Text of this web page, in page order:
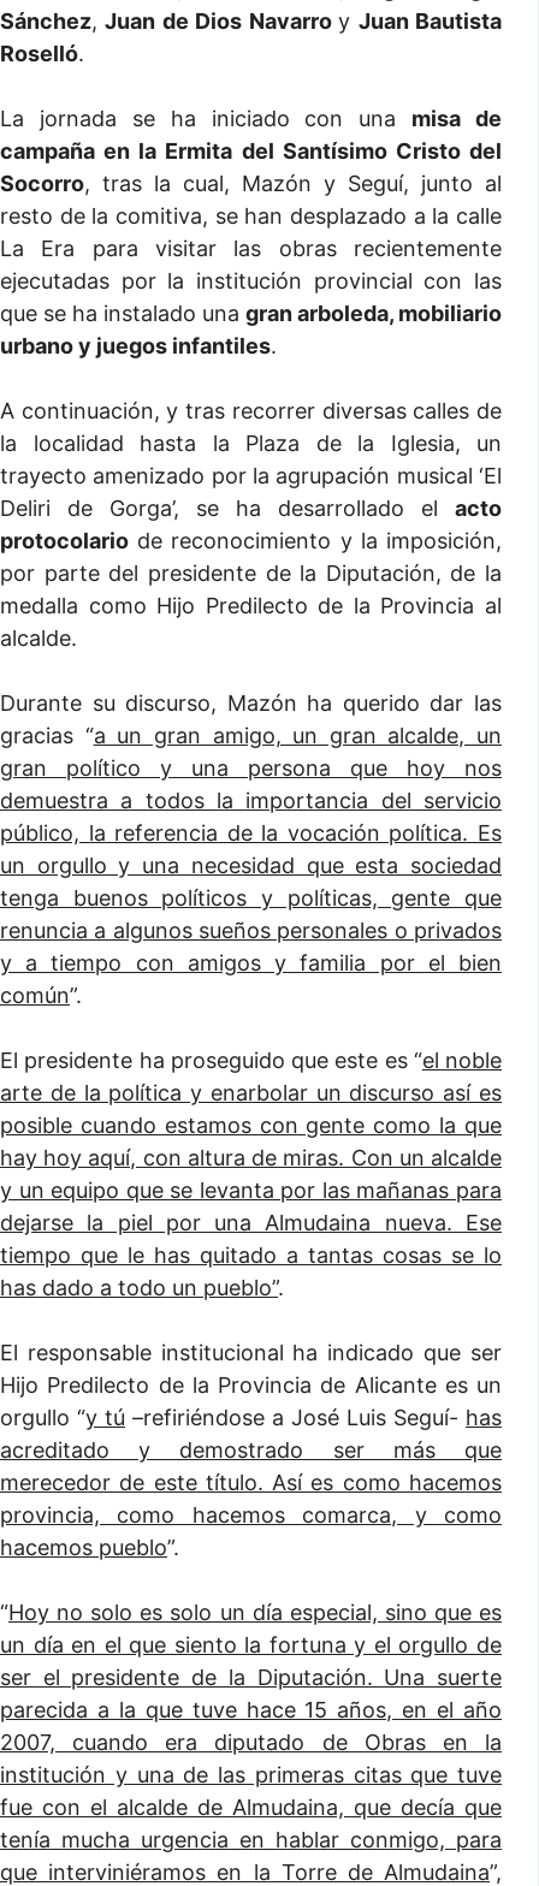
Sánchez,Juan de Dios Navarroy Juan Bautista
Roselló.
La jornada se ha iniciado con una misa de
campaña en la Ermita del Santísimo Cristo del
Socorro, tras la cual, Mazón y Seguí, junto al
resto de la comitiva, se han desplazado a la calle
La Era para visitar las obras recientemente
ejecutadas por la institución provincial con las
que se ha instalado una gran arboleda, mobiliario
urbano y juegos infantiles.
A continuación, y tras recorrer diversas calles de
la localidad hasta la Plaza de la Iglesia, un
trayecto amenizado por la agrupación musical ‘El
Deliri de Gorga’, se ha desarrollado el acto
protocolario de reconocimiento y la imposición,
por parte del presidente de la Diputación, de la
medalla como Hijo Predilecto de la Provincia al
alcalde.
Durante su discurso, Mazón ha querido dar las
gracias “a un gran amigo, un gran alcalde, un
gran político y una persona que hoy nos
demuestra a todos la importancia del servicio
público, la referencia de la vocación política. Es
un orgullo y una necesidad que esta sociedad
tenga buenos políticos y políticas, gente que
renuncia a algunos sueños personales o privados
y a tiempo con amigos y familia por el bien
común”.
El presidente ha proseguido que este es “el noble
arte de la política y enarbolar un discurso así es
posible cuando estamos con gente como la que
hay hoy aquí, con altura de miras. Con un alcalde
y un equipo que se levanta por las mañanas para
dejarse la piel por una Almudaina nueva. Ese
tiempo que le has quitado a tantas cosas se lo
has dado a todo un pueblo”.
El responsable institucional ha indicado que ser
Hijo Predilecto de la Provincia de Alicante es un
orgullo “y tú –refiriéndose a José Luis Seguí- has
acreditado y demostrado ser más que
merecedor de este título. Así es como hacemos
provincia, como hacemos comarca, y como
hacemos pueblo”.
“Hoy no solo es solo un día especial, sino que es
un día en el que siento la fortuna y el orgullo de
ser el presidente de la Diputación. Una suerte
parecida a la que tuve hace 15 años, en el año
2007, cuando era diputado de Obras en la
institución y una de las primeras citas que tuve
fue con el alcalde de Almudaina, que decía que
tenía mucha urgencia en hablar conmigo, para
que interviniéramos en la Torre de Almudaina”,